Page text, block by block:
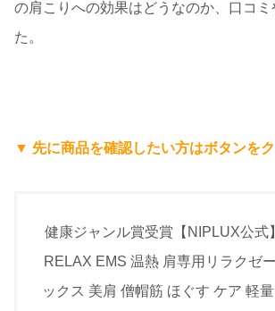
の肩こりへの効果はどうなのか、口コ
た。
▼ 先に商品を確認したい方はボタンを
健康ジャンル賞受賞【NIPLUX公式
RELAX EMS 温熱 肩専用リラクゼ
ックス 美肩 僧帽筋 ほぐす ケア 軽